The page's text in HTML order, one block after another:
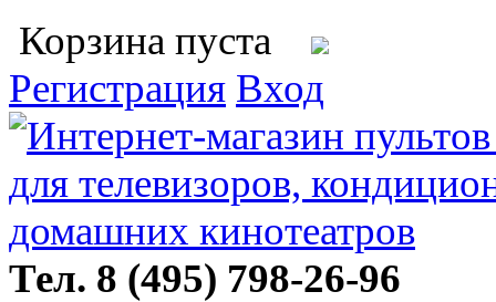
Корзина пуста
Регистрация Вход
Тел. 8 (495) 798-26-96